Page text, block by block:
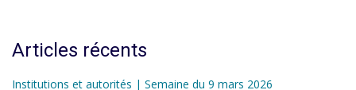
Articles récents
Institutions et autorités | Semaine du 9 mars 2026